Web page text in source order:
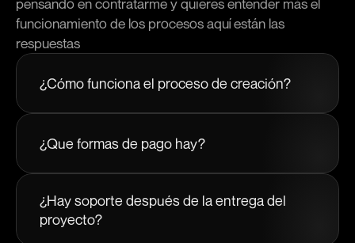
pensando en contratarme y quieres entender más el
funcionamiento de los procesos aquí están las
respuestas
¿Cómo funciona el proceso de creación?
¿Que formas de pago hay?
¿Hay soporte después de la entrega del
proyecto?